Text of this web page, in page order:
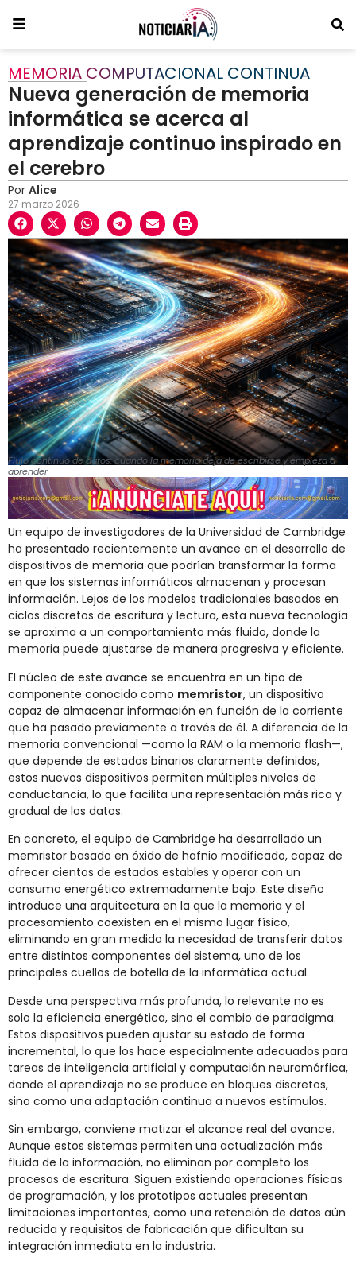
MEMORIA COMPUTACIONAL CONTINUA
Nueva generación de memoria
informática se acerca al
aprendizaje continuo inspirado en
el cerebro
Por Alice
27 marzo 2026
Flujo continuo de datos: cuando la memoria deja de escribirse y empieza a
aprender
Un equipo de investigadores de la Universidad de Cambridge
ha presentado recientemente un avance en el desarrollo de
dispositivos de memoria que podrían transformar la forma
en que los sistemas informáticos almacenan y procesan
información. Lejos de los modelos tradicionales basados en
ciclos discretos de escritura y lectura, esta nueva tecnología
se aproxima a un comportamiento más fluido, donde la
memoria puede ajustarse de manera progresiva y eficiente.
El núcleo de este avance se encuentra en un tipo de
componente conocido como memristor, un dispositivo
capaz de almacenar información en función de la corriente
que ha pasado previamente a través de él. A diferencia de la
memoria convencional —como la RAM o la memoria flash—,
que depende de estados binarios claramente definidos,
estos nuevos dispositivos permiten múltiples niveles de
conductancia, lo que facilita una representación más rica y
gradual de los datos.
En concreto, el equipo de Cambridge ha desarrollado un
memristor basado en óxido de hafnio modificado, capaz de
ofrecer cientos de estados estables y operar con un
consumo energético extremadamente bajo. Este diseño
introduce una arquitectura en la que la memoria y el
procesamiento coexisten en el mismo lugar físico,
eliminando en gran medida la necesidad de transferir datos
entre distintos componentes del sistema, uno de los
principales cuellos de botella de la informática actual.
Desde una perspectiva más profunda, lo relevante no es
solo la eficiencia energética, sino el cambio de paradigma.
Estos dispositivos pueden ajustar su estado de forma
incremental, lo que los hace especialmente adecuados para
tareas de inteligencia artificial y computación neuromórfica,
donde el aprendizaje no se produce en bloques discretos,
sino como una adaptación continua a nuevos estímulos.
Sin embargo, conviene matizar el alcance real del avance.
Aunque estos sistemas permiten una actualización más
fluida de la información, no eliminan por completo los
procesos de escritura. Siguen existiendo operaciones físicas
de programación, y los prototipos actuales presentan
limitaciones importantes, como una retención de datos aún
reducida y requisitos de fabricación que dificultan su
integración inmediata en la industria.